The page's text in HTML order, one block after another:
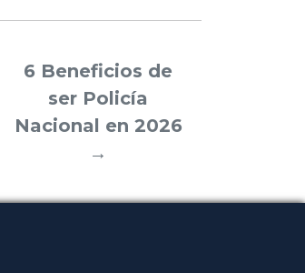
6 Beneficios de
ser Policía
Nacional en 2026
→